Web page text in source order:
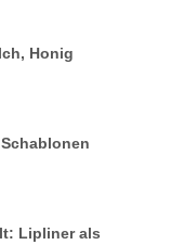
Honig
Lipliner als